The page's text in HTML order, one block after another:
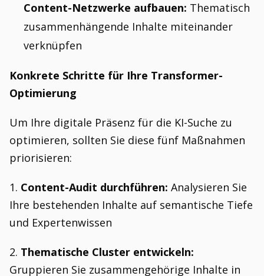
Content-Netzwerke aufbauen: Thematisch
zusammenhängende Inhalte miteinander
verknüpfen
Konkrete Schritte für Ihre Transformer-
Optimierung
Um Ihre digitale Präsenz für die KI-Suche zu
optimieren, sollten Sie diese fünf Maßnahmen
priorisieren:
1. Content-Audit durchführen: Analysieren Sie
Ihre bestehenden Inhalte auf semantische Tiefe
und Expertenwissen
2. Thematische Cluster entwickeln:
Gruppieren Sie zusammengehörige Inhalte in